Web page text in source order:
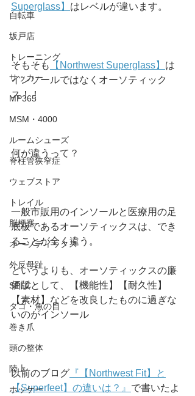
自転車
坂戸店
トレーニング
サッカー
MP365
MSM・4000
ルームシューズ
脊柱管狭窄症
ウェブストア
トレイル
脳梗塞
オーソティックス
外反母趾
SPLC
タコ・魚の目
巻き爪
頭の整体
陸上
ホッケー
Superglass】 はレベルが違います。
そもそも 【Northwest Superglass】 は
インソールではなくオーソティック
ス！！
何が違うって？
一般市販用のインソールと医療用の足
底板であるオーソティックスは、でき
ることが全く違う。
というよりも、オーソティックスの廉
価版として、【機能性】【耐久性】
【素材】などを改良したものに過ぎな
いのがインソール
以前のブログ 『【Northwest Fit】と
【Superfeet】の違いは？』 で書いたよ